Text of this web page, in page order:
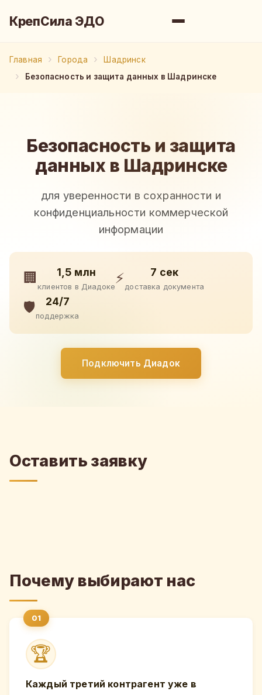
КрепСила ЭДО
Главная Города
Шадринск
Безопасность и защита данных в Шадринске
Безопасность и защита
данных в Шадринске
для уверенности в сохранности и
конфиденциальности коммерческой
информации
🏢 1,5 млн
клиентов в Диадоке
⚡ 7 сек
доставка документа
🛡️ 24/7
поддержка
Подключить Диадок
Оставить заявку
Почему выбирают нас
🏆
Каждый третий контрагент уже в